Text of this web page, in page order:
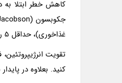
کاهش خطر ابتلا به
غذاخوری)، حداقل 5 روز در هفته می تواند خطر توسعه دیابت را تا 30 درصد کاهش دهد.
تقویت
کنید. بعلاوه در